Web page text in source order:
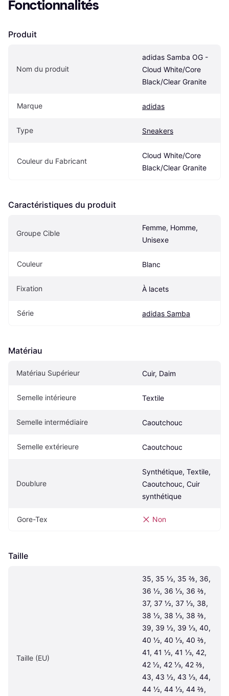
Fonctionnalités
Produit
Nom du produit
adidas Samba OG -
Cloud White/Core
Black/Clear Granite
Marque adidas
Type Sneakers
Couleur du Fabricant
Cloud White/Core
Black/Clear Granite
Caractéristiques du produit
Groupe Cible
Femme, Homme,
Unisexe
Couleur Blanc
Fixation À lacets
Série adidas Samba
Matériau
Matériau Supérieur Cuir, Daim
Semelle intérieure Textile
Semelle intermédiaire Caoutchouc
Semelle extérieure Caoutchouc
Doublure
Synthétique, Textile,
Caoutchouc, Cuir
synthétique
Gore-Tex Non
Taille
Taille (EU)
35, 35 ½, 35 ⅔, 36,
36 ½, 36 ⅓, 36 ⅔,
37, 37 ½, 37 ⅓, 38,
38 ½, 38 ⅓, 38 ⅔,
39, 39 ½, 39 ⅓, 40,
40 ½, 40 ⅓, 40 ⅔,
41, 41 ½, 41 ⅓, 42,
42 ½, 42 ⅓, 42 ⅔,
43, 43 ½, 43 ⅓, 44,
44 ½, 44 ⅓, 44 ⅔,